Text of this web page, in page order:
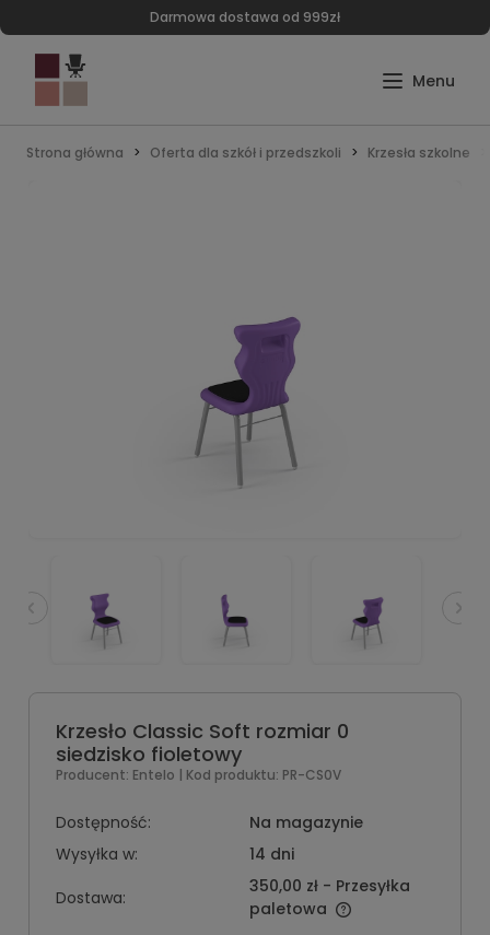
Darmowa dostawa od 999zł
Strona główna Oferta dla szkół i przedszkoli Krzesła szkolne
Krzesło Classic Soft rozmiar 0
siedzisko fioletowy
Producent: Entelo | Kod produktu: PR-CS0V
Dostępność:
Na magazynie
Wysyłka w:
14 dni
Dostawa:
350,00 zł - Przesyłka
paletowa